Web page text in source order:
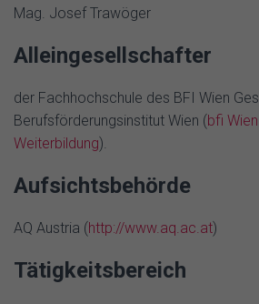
Mag. Josef Trawöger
Alleingesellschafter
der Fachhochschule des BFI Wien
Berufsförderungsinstitut Wien (bfi
Weiterbildung).
Aufsichtsbehörde
AQ Austria (http://www.aq.ac.at)
Tätigkeitsbereich